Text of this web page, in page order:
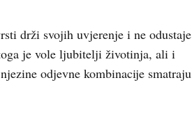
drži svojih uvjerenje i ne odustaje
je vole ljubitelji životinja, ali i
odjevne kombinacije smatraju